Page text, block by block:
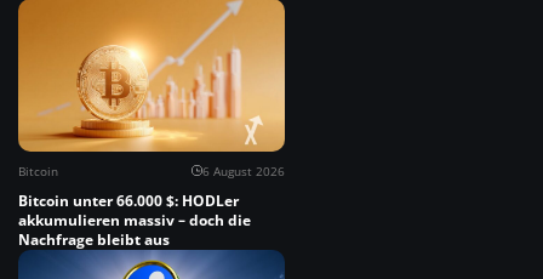
Bitcoin 6 August 2026
Bitcoin unter 66.000 $: HODLer
akkumulieren massiv – doch die
Nachfrage bleibt aus